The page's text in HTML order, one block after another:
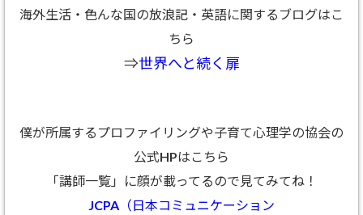
海外生活・色んな国の放浪記・英語に関するブログはこ
ちら
⇒世界へと続く扉
僕が所属するプロファイリングや子育て心理学の協会の
公式HPはこちら
「講師一覧」に顔が載ってるので見てみてね！
JCPA（日本コミュニケーション